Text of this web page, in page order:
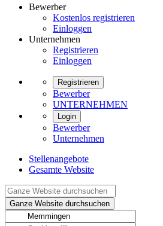
Bewerber
Kostenlos registrieren
Einloggen
Unternehmen
Registrieren
Einloggen
Registrieren
Bewerber
UNTERNEHMEN
Login
Bewerber
Unternehmen
Stellenangebote
Gesamte Website